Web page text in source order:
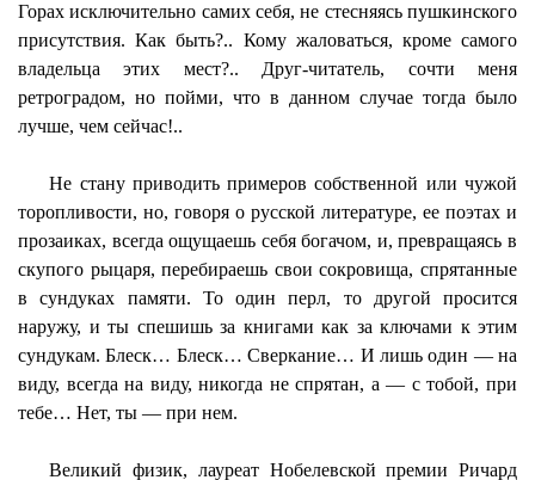
Горах исключительно самих себя, не стесняясь пушкинского
присутствия. Как быть?.. Кому жаловаться, кроме самого
владельца этих мест?.. Друг-читатель, сочти меня
ретроградом, но пойми, что в данном случае тогда было
лучше, чем сейчас!..
Не стану приводить примеров собственной или чужой
торопливости, но, говоря о русской литературе, ее поэтах и
прозаиках, всегда ощущаешь себя богачом, и, превращаясь в
скупого рыцаря, перебираешь свои сокровища, спрятанные
в сундуках памяти. То один перл, то другой просится
наружу, и ты спешишь за книгами как за ключами к этим
сундукам. Блеск… Блеск… Сверкание… И лишь один — на
виду, всегда на виду, никогда не спрятан, а — с тобой, при
тебе… Нет, ты — при нем.
Великий физик, лауреат Нобелевской премии Ричард